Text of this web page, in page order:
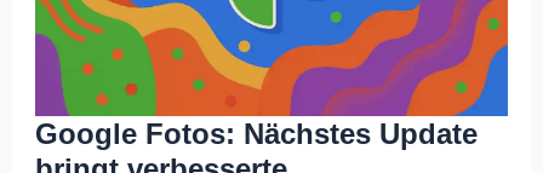
Google Fotos: Nächstes Update